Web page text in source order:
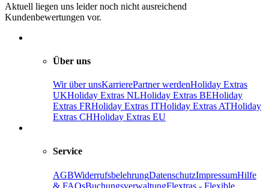
Aktuell liegen uns leider noch nicht ausreichend
Kundenbewertungen vor.
Über uns
Wir über unsKarrierePartner werdenHoliday Extras
UKHoliday Extras NLHoliday Extras BEHoliday
Extras FRHoliday Extras ITHoliday Extras ATHoliday
Extras CHHoliday Extras EU
Service
AGBWiderrufsbelehrungDatenschutzImpressumHilfe
& FAQsBuchungsverwaltungFlextras - Flexible